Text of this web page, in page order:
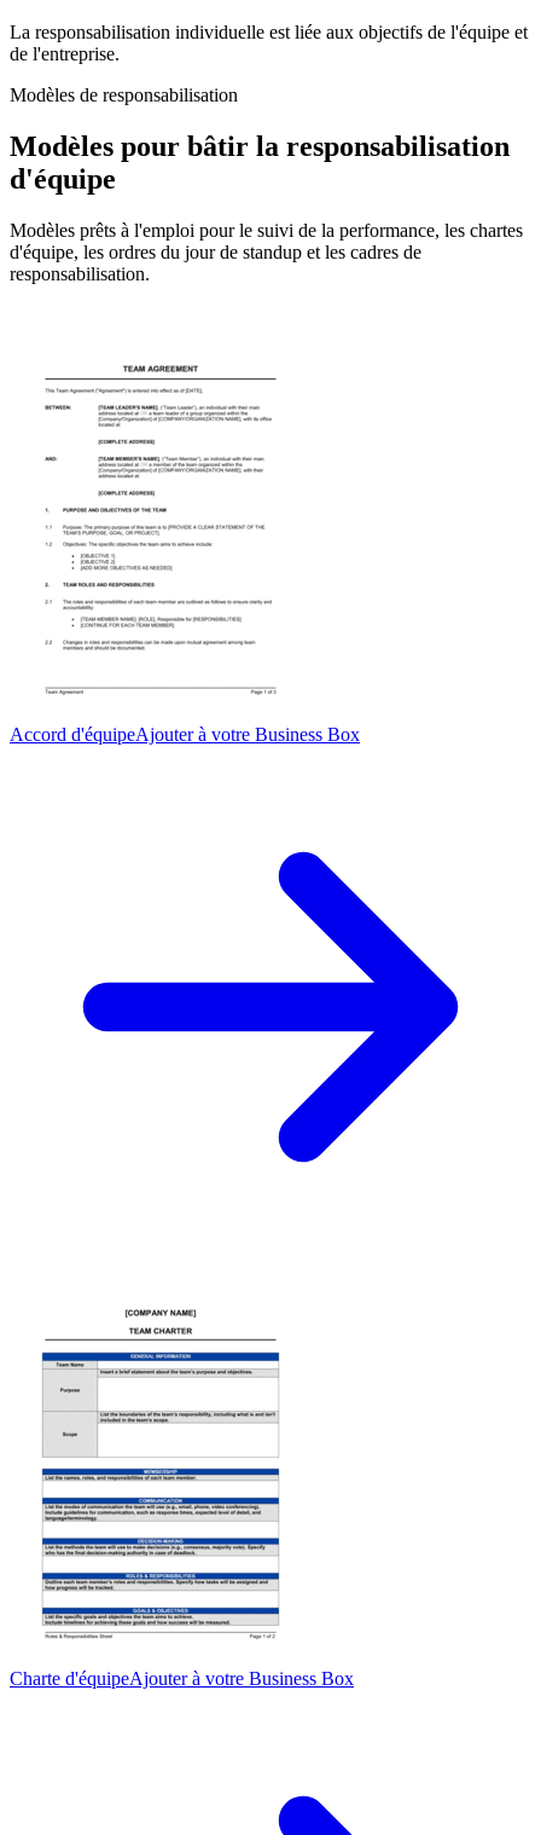
La responsabilisation individuelle est liée aux objectifs de l'équipe et
de l'entreprise.
Modèles de responsabilisation
Modèles pour bâtir la responsabilisation
d'équipe
Modèles prêts à l'emploi pour le suivi de la performance, les chartes
d'équipe, les ordres du jour de standup et les cadres de
responsabilisation.
Accord d'équipeAjouter à votre Business Box
Charte d'équipeAjouter à votre Business Box